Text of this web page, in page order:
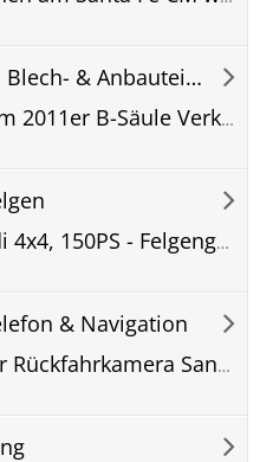
SantaFe CM - Karosserie, Blech- & Anbauteile
Hyundai Santa Fe Cm 2011er B-Säule Verkleidung abbauen - wie?
Santa Fe CM 2.0 Crdi 4x4, 150PS - Felgengrößen
& Navigation
Pinbelegung Stecker Rückfahrkamera Santa Fe CM 2012